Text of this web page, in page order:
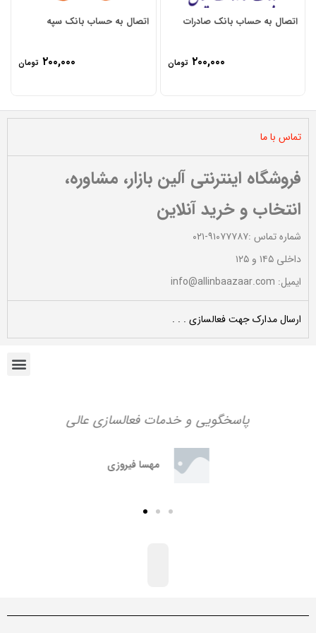
نام*
ایمیل*
ذخیره نام، ایمیل و وبسایت من در مرورگر برای زمانی که دوباره
دیدگاهی می‌نویسم.
اتصال به حساب بانک صادرات
۲۰۰,۰۰۰ تومان
اتصال به حساب بانک سپه
۲۰۰,۰۰۰ تومان
تماس با ما
فروشگاه اینترنتی آلین بازار، مشاوره،
انتخاب و خرید آنلاین
شماره تماس :۹۱۰۷۷۷۸۷-۰۲۱
داخلی ۱۴۵ و ۱۲۵
ایمیل: info@allinbaazaar.com
ارسال مدارک جهت فعالسازی . . .
پاسخگویی و خدمات فعالسازی عالی
مهسا فیروزی